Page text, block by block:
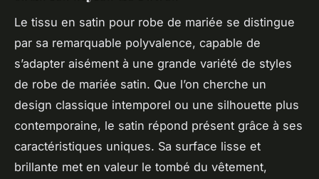
Le tissu en satin pour robe de mariée se distingue
par sa remarquable polyvalence, capable de
s’adapter aisément à une grande variété de styles
de robe de mariée satin. Que l’on cherche un
design classique intemporel ou une silhouette plus
contemporaine, le satin répond présent grâce à ses
caractéristiques uniques. Sa surface lisse et
brillante met en valeur le tombé du vêtement,